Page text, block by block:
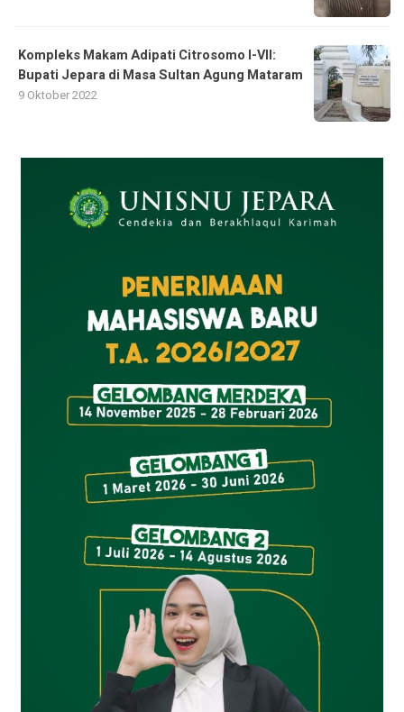
Kompleks Makam Adipati Citrosomo I-VII:
Bupati Jepara di Masa Sultan Agung Mataram
9 Oktober 2022